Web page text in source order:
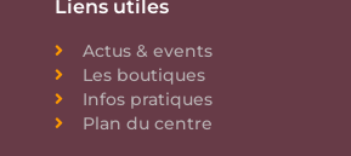
Liens utiles
Actus & events
Les boutiques
Infos pratiques
Plan du centre